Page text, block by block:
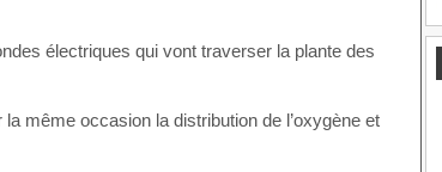
électriques qui vont traverser la plante des
même occasion la distribution de l’oxygène et